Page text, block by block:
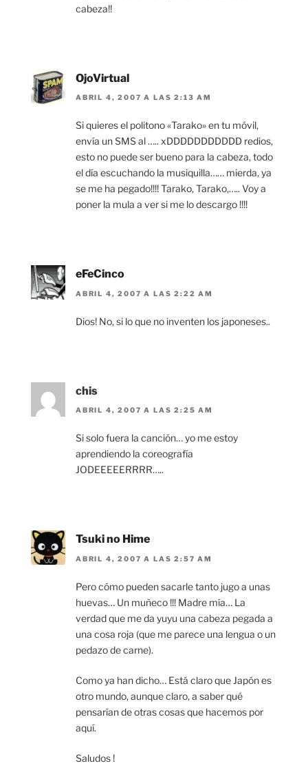
cabeza!!
OjoVirtual
ABRIL 4, 2007 A LAS 2:13 AM
Si quieres el politono «Tarako» en tu móvil,
envía un SMS al ….. xDDDDDDDDDDD redios,
esto no puede ser bueno para la cabeza, todo
el día escuchando la musiquilla…… mierda, ya
se me ha pegado!!!! Tarako, Tarako,….. Voy a
poner la mula a ver si me lo descargo !!!!
eFeCinco
ABRIL 4, 2007 A LAS 2:22 AM
Dios! No, si lo que no inventen los japoneses..
chis
ABRIL 4, 2007 A LAS 2:25 AM
Si solo fuera la canción… yo me estoy
aprendiendo la coreografía
JODEEEEERRRR…..
Tsuki no Hime
ABRIL 4, 2007 A LAS 2:57 AM
Pero cómo pueden sacarle tanto jugo a unas
huevas… Un muñeco !!! Madre mía… La
verdad que me da yuyu una cabeza pegada a
una cosa roja (que me parece una lengua o un
pedazo de carne).
Como ya han dicho… Está claro que Japón es
otro mundo, aunque claro, a saber qué
pensarían de otras cosas que hacemos por
aquí.
Saludos !